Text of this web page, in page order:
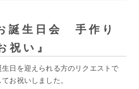
誕生日会 手作り
祝い』
日を迎えられる方のリクエストで
お祝いしました。